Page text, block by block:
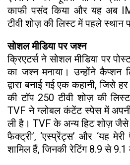
काफी पसंद किया और यह अब
टीवी शोज़ की लिस्ट में पहले स्थान
सोशल मीडिया पर जश्न
क्रिएटर्स ने सोशल मीडिया पर
का जश्न मनाया। उन्होंने कैप्शन
द्वारा बनाई गई एक कहानी, जिसे
की टॉप 250 टीवी शोज़ की
TVF ने ग्लोबल कंटेंट स्पेस में
ली है। TVF के अन्य हिट शोज़ जैसे
फैक्ट्री’, ‘एस्प्रेंट्स’ और ‘यह
शामिल हैं, जिनकी रेटिंग 8.9 से